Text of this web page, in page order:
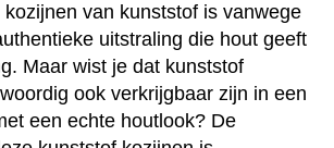
van kunststof is vanwege
uitstraling die hout geeft
Maar wist je dat kunststof
ook verkrijgbaar zijn in een
een echte houtlook? De